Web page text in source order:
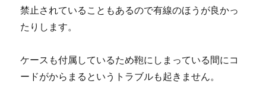
禁止されていることもあるので有線のほうが良かっ
たりします。
ケースも付属しているため鞄にしまっている間にコ
ードがからまるというトラブルも起きません。